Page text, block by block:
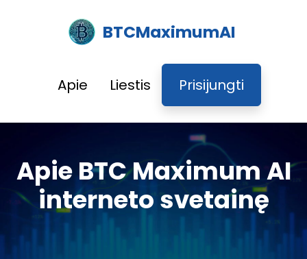
BTCMaximumAI
Apie Liestis Prisijungti
Apie BTC Maximum AI
interneto svetainę